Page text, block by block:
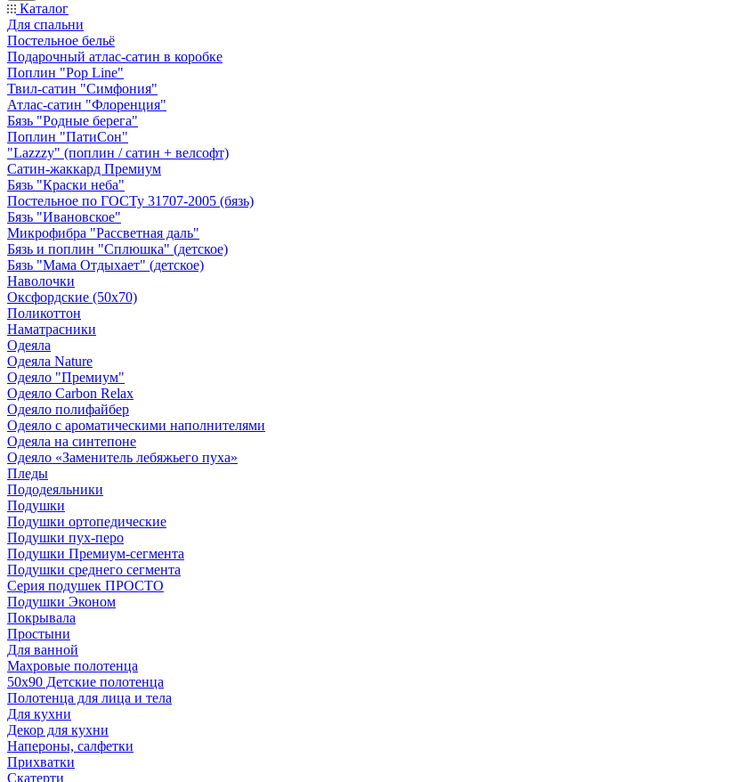
Каталог
Для спальни
Постельное бельё
Подарочный атлас-сатин в коробке
Поплин "Pop Line"
Твил-сатин "Симфония"
Атлас-сатин "Флоренция"
Бязь "Родные берега"
Поплин "ПатиСон"
"Lazzzy" (поплин / сатин + велсофт)
Сатин-жаккард Премиум
Бязь "Краски неба"
Постельное по ГОСТу 31707-2005 (бязь)
Бязь "Ивановское"
Микрофибра "Рассветная даль"
Бязь и поплин "Сплюшка" (детское)
Бязь "Мама Отдыхает" (детское)
Наволочки
Оксфордские (50х70)
Поликоттон
Наматрасники
Одеяла
Одеяла Nature
Одеяло "Премиум"
Одеяло Carbon Relax
Одеяло полифайбер
Одеяло с ароматическими наполнителями
Одеяла на синтепоне
Одеяло «Заменитель лебяжьего пуха»
Пледы
Пододеяльники
Подушки
Подушки ортопедические
Подушки пух-перо
Подушки Премиум-сегмента
Подушки среднего сегмента
Серия подушек ПРОСТО
Подушки Эконом
Покрывала
Простыни
Для ванной
Махровые полотенца
50х90 Детские полотенца
Полотенца для лица и тела
Для кухни
Декор для кухни
Напероны, салфетки
Прихватки
Скатерти